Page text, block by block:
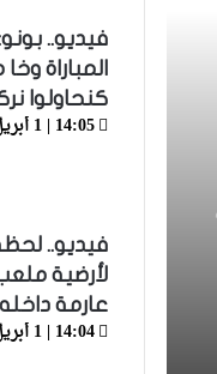
فيديو..
المباراة
كنحاولوا
14:05 | 1 أبريل، 2026
فيديو..
لأرضية
عارمة داخله
14:04 | 1 أبريل، 2026